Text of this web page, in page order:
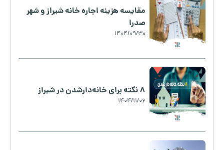
مقایسه هزینه اجاره خانه شیراز و شهر
صدرا
1404/09/30
8 نکته برای خانه‌دارشدن در شیراز
1404/11/06